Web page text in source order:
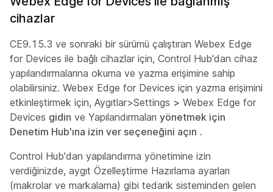
cihazlar
CE9.15.3 ve sonraki bir sürümü çalıştıran Webex Edge
for Devices ile bağlı cihazlar için, Control Hub'dan cihaz
yapılandırmalarına okuma ve yazma erişimine sahip
olabilirsiniz. Webex Edge for Devices için yazma erişimini
etkinleştirmek için, Aygıtlar>Settings > Webex Edge for
Devices gidin ve Yapılandırmaları yönetmek için
Denetim Hub'ına izin ver seçeneğini açın .
Control Hub'dan yapılandırma yönetimine izin
verdiğinizde, aygıt Özelleştirme Hazırlama ayarları
(makrolar ve markalama) gibi tedarik sisteminden gelen